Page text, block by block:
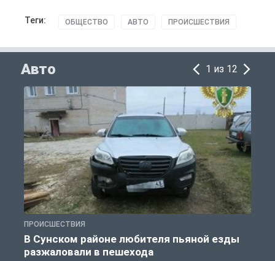
Теги: ОБЩЕСТВО АВТО ПРОИСШЕСТВИЯ
Авто 1 из 12
ПРОИСШЕСТВИЯ
В Сунском районе любителя пьяной езды
разжаловали в пешехода